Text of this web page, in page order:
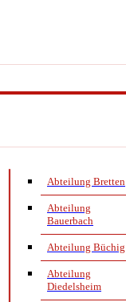
Abteilung Bretten
Abteilung
Bauerbach
Abteilung Büchig
Abteilung
Diedelsheim